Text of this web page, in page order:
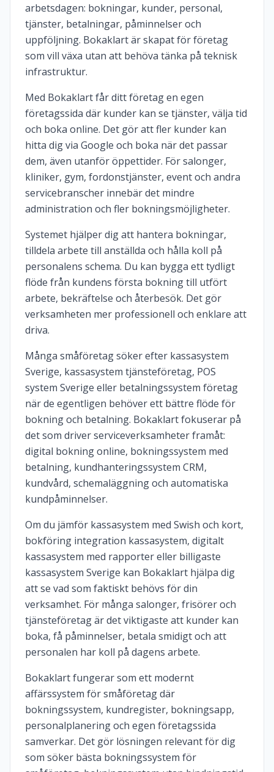
arbetsdagen: bokningar, kunder, personal,
tjänster, betalningar, påminnelser och
uppföljning. Bokaklart är skapat för företag
som vill växa utan att behöva tänka på teknisk
infrastruktur.
Med Bokaklart får ditt företag en egen
företagssida där kunder kan se tjänster, välja tid
och boka online. Det gör att fler kunder kan
hitta dig via Google och boka när det passar
dem, även utanför öppettider. För salonger,
kliniker, gym, fordonstjänster, event och andra
servicebranscher innebär det mindre
administration och fler bokningsmöjligheter.
Systemet hjälper dig att hantera bokningar,
tilldela arbete till anställda och hålla koll på
personalens schema. Du kan bygga ett tydligt
flöde från kundens första bokning till utfört
arbete, bekräftelse och återbesök. Det gör
verksamheten mer professionell och enklare att
driva.
Många småföretag söker efter kassasystem
Sverige, kassasystem tjänsteföretag, POS
system Sverige eller betalningssystem företag
när de egentligen behöver ett bättre flöde för
bokning och betalning. Bokaklart fokuserar på
det som driver serviceverksamheter framåt:
digital bokning online, bokningssystem med
betalning, kundhanteringssystem CRM,
kundvård, schemaläggning och automatiska
kundpåminnelser.
Om du jämför kassasystem med Swish och kort,
bokföring integration kassasystem, digitalt
kassasystem med rapporter eller billigaste
kassasystem Sverige kan Bokaklart hjälpa dig
att se vad som faktiskt behövs för din
verksamhet. För många salonger, frisörer och
tjänsteföretag är det viktigaste att kunder kan
boka, få påminnelser, betala smidigt och att
personalen har koll på dagens arbete.
Bokaklart fungerar som ett modernt
affärssystem för småföretag där
bokningssystem, kundregister, bokningsapp,
personalplanering och egen företagssida
samverkar. Det gör lösningen relevant för dig
som söker bästa bokningssystem för